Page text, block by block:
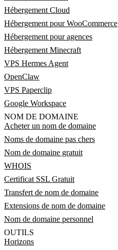
Hébergement Cloud
Hébergement pour WooCommerce
Hébergement pour agences
Hébergement Minecraft
VPS Hermes Agent
OpenClaw
VPS Paperclip
Google Workspace
NOM DE DOMAINE
Acheter un nom de domaine
Noms de domaine pas chers
Nom de domaine gratuit
WHOIS
Certificat SSL Gratuit
Transfert de nom de domaine
Extensions de nom de domaine
Nom de domaine personnel
OUTILS
Horizons